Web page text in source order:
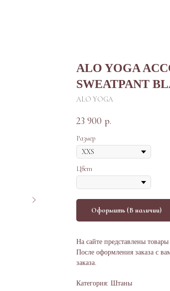
ALO YOGA
SWEATPANT
ALO YOGA
23 900 р.
Размер
Цвет
Оформить (В наличии)
На сайте представлены
После оформления заказа с
заказа.
Категория: Штаны